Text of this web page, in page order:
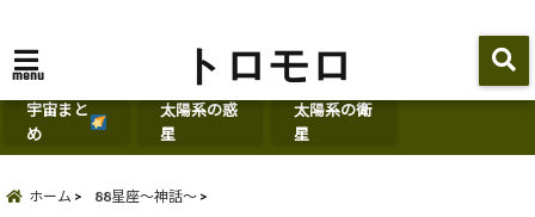
menu トロモロ
宇宙まと
め
太陽系の惑
星
太陽系の衛
星
ホーム 88星座～神話～